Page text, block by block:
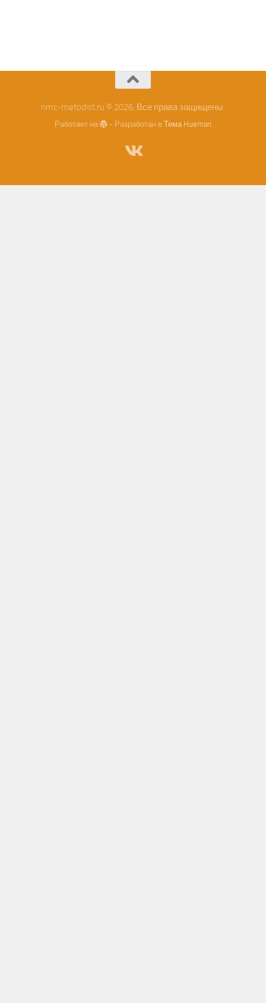
nmc-metodist.ru © 2026. Все права защищены.
Работает на - Разработан вТема Hueman